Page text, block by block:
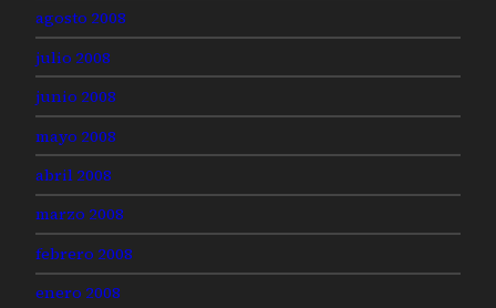
agosto 2008
julio 2008
junio 2008
mayo 2008
abril 2008
marzo 2008
febrero 2008
enero 2008